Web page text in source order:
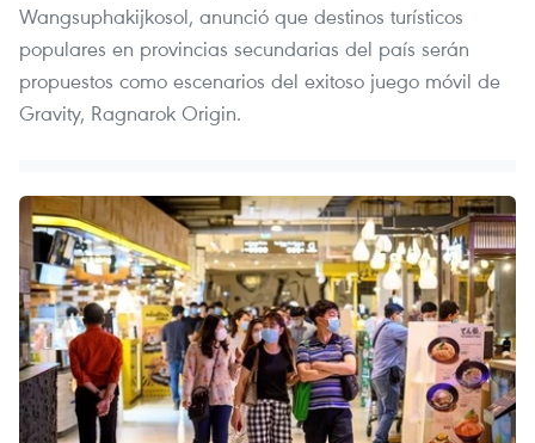
Wangsuphakijkosol, anunció que destinos turísticos
populares en provincias secundarias del país serán
propuestos como escenarios del exitoso juego móvil de
Gravity, Ragnarok Origin.